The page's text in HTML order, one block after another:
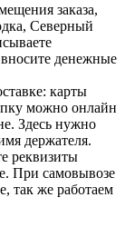
заказа,
Северный
денежные
карты
можно онлайн
Здесь нужно
держателя.
реквизиты
При самовывозе
так же работаем